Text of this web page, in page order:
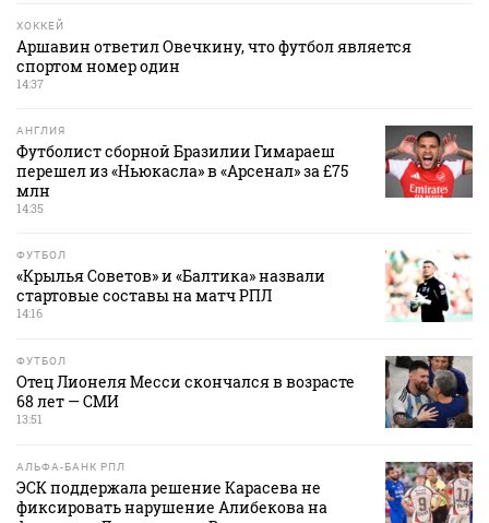
ХОККЕЙ
Аршавин ответил Овечкину, что футбол является
спортом номер один
14:37
АНГЛИЯ
Футболист сборной Бразилии Гимараеш
перешел из «Ньюкасла» в «Арсенал» за £75
млн
14:35
ФУТБОЛ
«Крылья Советов» и «Балтика» назвали
стартовые составы на матч РПЛ
14:16
ФУТБОЛ
Отец Лионеля Месси скончался в возрасте
68 лет — СМИ
13:51
АЛЬФА-БАНК РПЛ
ЭСК поддержала решение Карасева не
фиксировать нарушение Алибекова на